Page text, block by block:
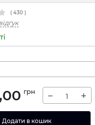
( 430 )
грн − +
Додати в кошик